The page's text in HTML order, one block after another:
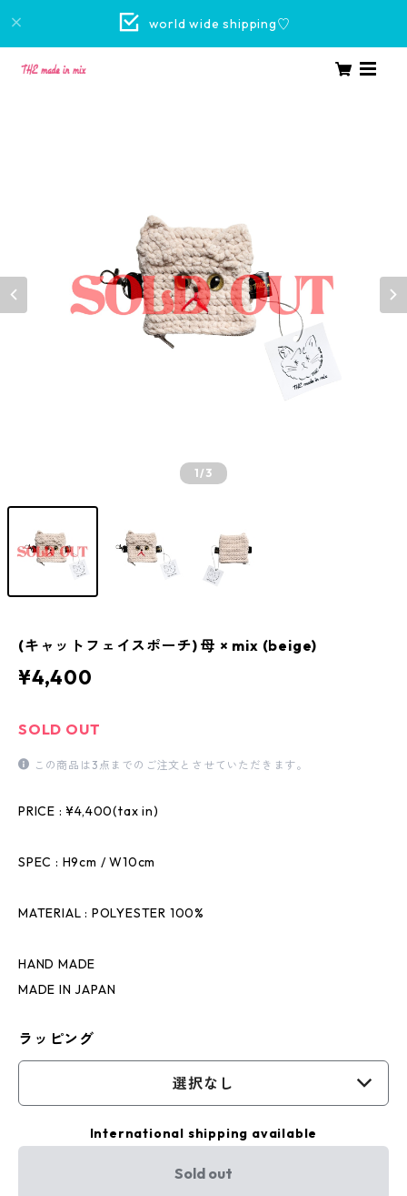
world wide shipping♡
1/3
(キャットフェイスポーチ) 母 × mix (beige)
¥4,400
SOLD OUT
この商品は3点までのご注文とさせていただきます。
PRICE : ¥4,400(tax in)
SPEC : H9cm / W10cm
MATERIAL : POLYESTER 100%
HAND MADE
MADE IN JAPAN
ラッピング
選択なし
International shipping available
Sold out